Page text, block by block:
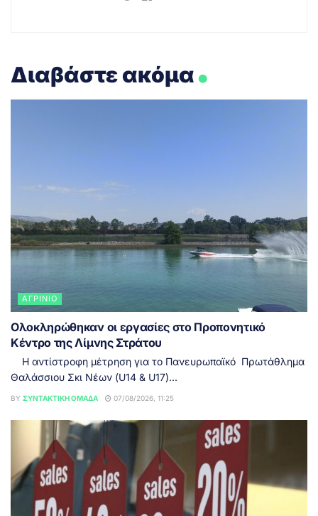
Διαβάστε ακόμα.
ΑΓΡΊΝΙΟ
Ολοκληρώθηκαν οι εργασίες στο Προπονητικό
Κέντρο της Λίμνης Στράτου
Η αντίστροφη μέτρηση για το Πανευρωπαϊκό Πρωτάθλημα
Θαλάσσιου Σκι Νέων (U14 & U17)...
BY ΣΥΝΤΑΚΤΙΚΉ ΟΜΆΔΑ 07/08/2026, 11:25